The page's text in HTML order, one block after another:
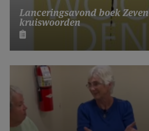
Lanceringsavond boek Zeven
kruiswoorden